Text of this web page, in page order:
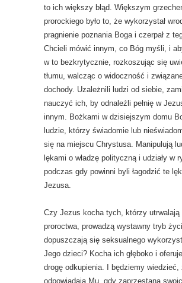
to ich większy błąd. Większym
prorockiego było to, że wykorzystał
pragnienie poznania Boga i czerpał z
Chcieli mówić innym, co Bóg myśli, i
w to bezkrytycznie, rozkoszując się
tłumu, walcząc o widoczność i
dochody. Uzależnili ludzi od siebie,
nauczyć ich, by odnaleźli pełnię w
innym. Bożkami w dzisiejszym domu
ludzie, którzy świadomie lub
się na miejscu Chrystusa. Manipulują
lękami o władzę polityczną i udziały w
podczas gdy powinni byli łagodzić te
Jezusa.
Czy Jezus kocha tych, którzy utrwalają
proroctwa, prowadzą wystawny tryb
dopuszczają się seksualnego
Jego dzieci? Kocha ich głęboko i
drogę odkupienia. I będziemy wiedzieć,
odpowiadają Mu, gdy zaprzestaną